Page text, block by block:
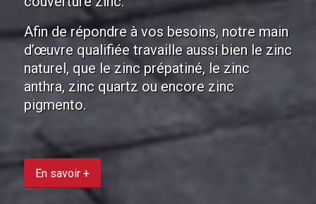
Afin de répondre à vos besoins, notre main
d’œuvre qualifiée travaille aussi bien le zinc
naturel, que le zinc prépatiné, le zinc
anthra, zinc quartz ou encore zinc
pigmento.
En savoir +